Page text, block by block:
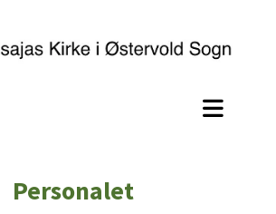
Personalet